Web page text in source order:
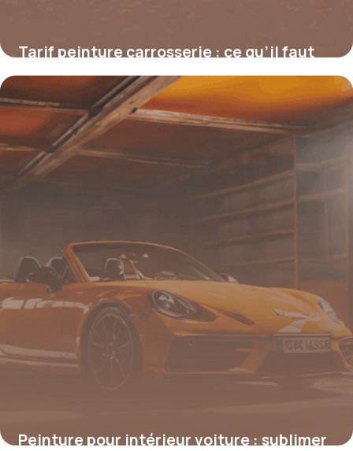
Tarif peinture carrosserie : ce qu’il faut
vraiment savoir avant de se lancer
4 juillet 2025
Peinture pour intérieur voiture : sublimer